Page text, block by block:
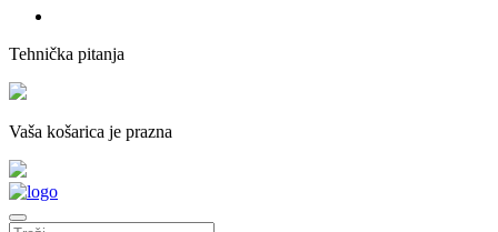
Tehnička pitanja
Vaša košarica je prazna